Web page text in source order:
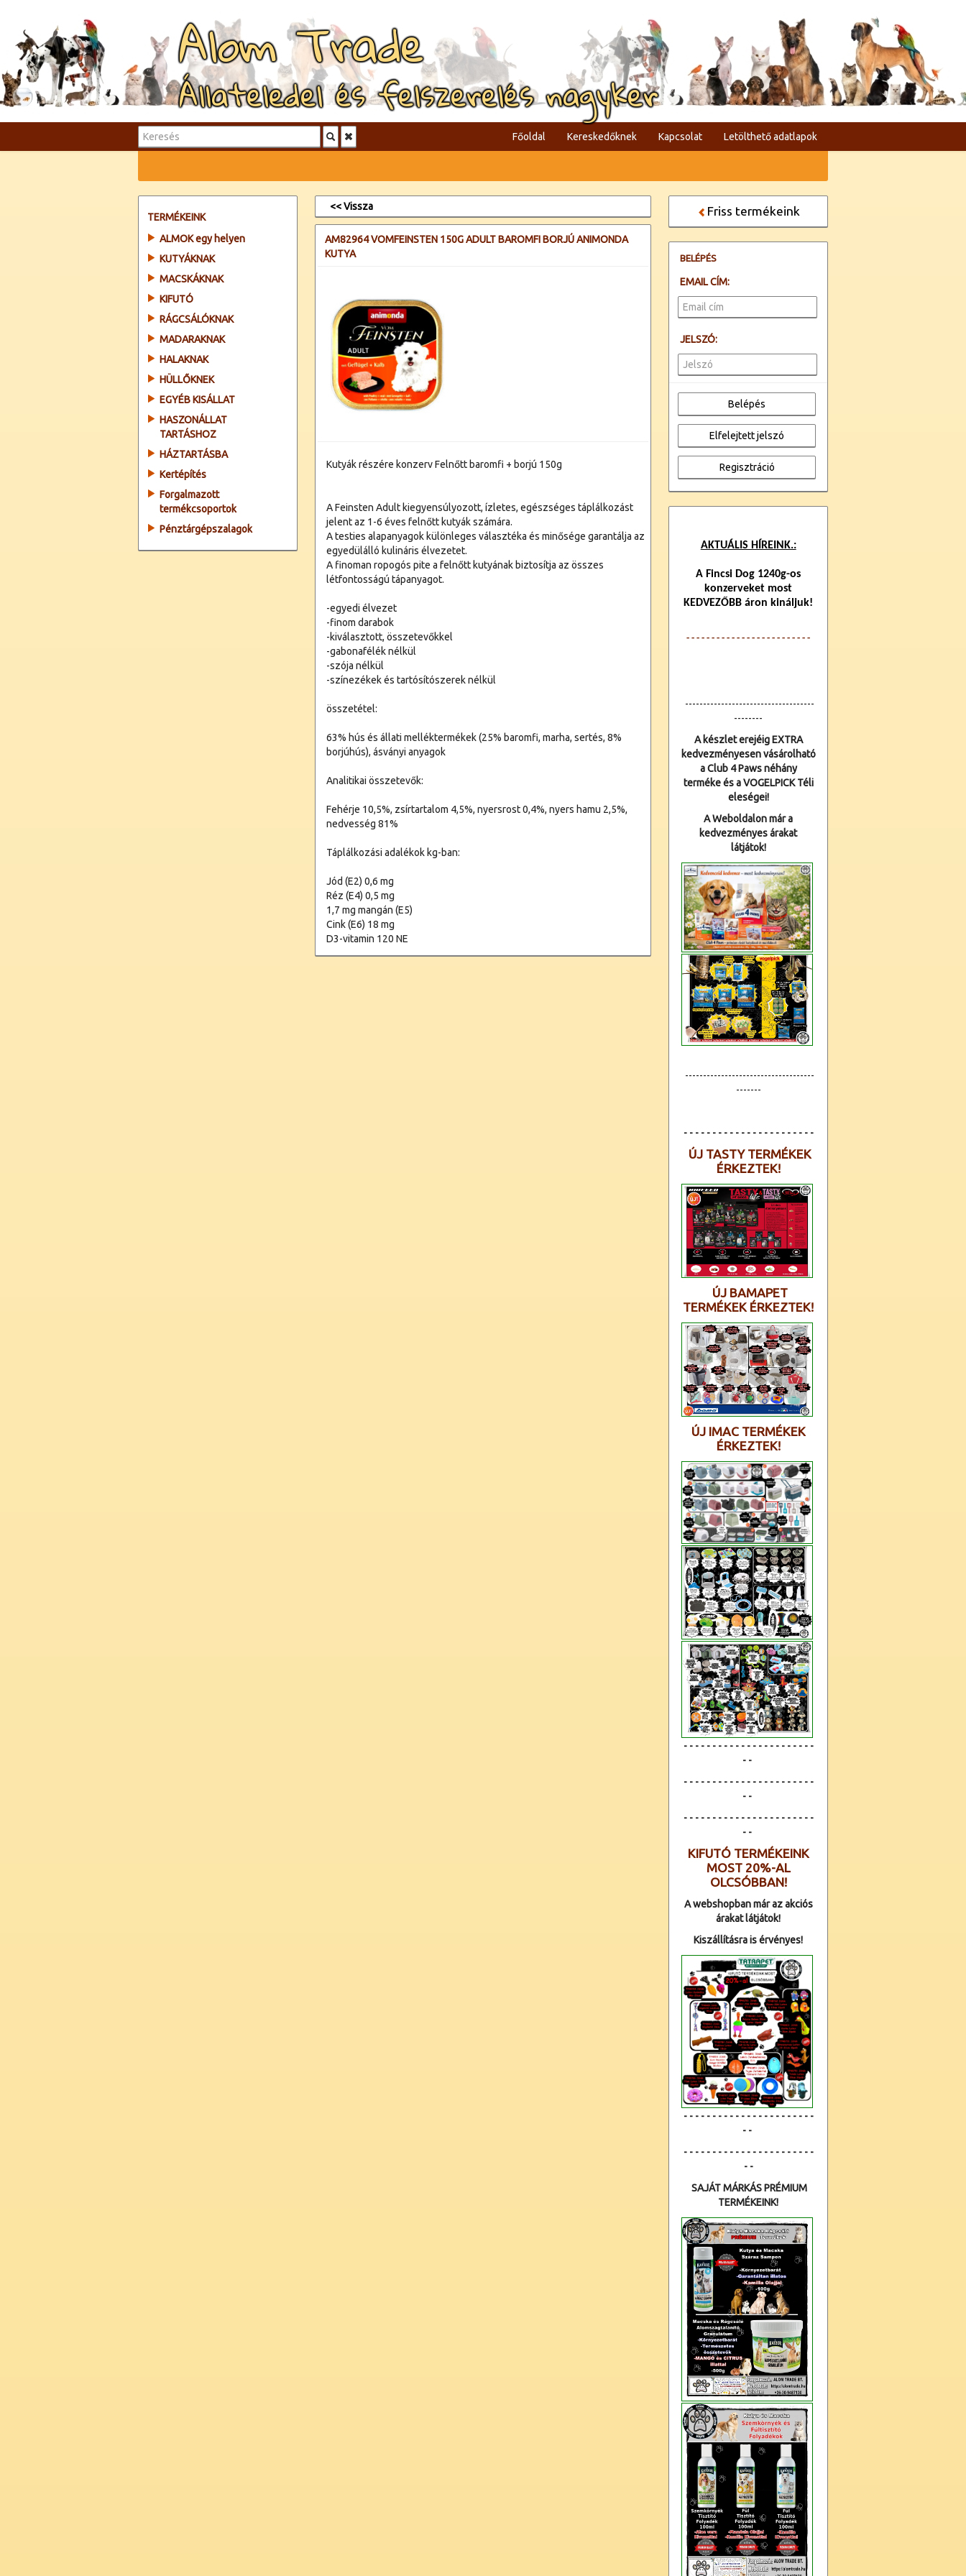
Alom Trade
Állateledel és felszerelés nagyker
Főoldal Kereskedőknek Kapcsolat Letölthető adatlapok
TERMÉKEINK
ALMOK egy helyen
KUTYÁKNAK
MACSKÁKNAK
KIFUTÓ
RÁGCSÁLÓKNAK
MADARAKNAK
HALAKNAK
HÜLLŐKNEK
EGYÉB KISÁLLAT
HASZONÁLLAT
TARTÁSHOZ
HÁZTARTÁSBA
Kertépítés
Forgalmazott
termékcsoportok
Pénztárgépszalagok
<< Vissza
AM82964 VOMFEINSTEN 150G ADULT BAROMFI BORJÚ ANIMONDA
KUTYA
Kutyák részére konzerv Felnőtt baromfi + borjú 150g
A Feinsten Adult kiegyensúlyozott, ízletes, egészséges táplálkozást
jelent az 1-6 éves felnőtt kutyák számára.
A testies alapanyagok különleges választéka és minősége garantálja az
egyedülálló kulináris élvezetet.
A finoman ropogós pite a felnőtt kutyának biztosítja az összes
létfontosságú tápanyagot.
-egyedi élvezet
-finom darabok
-kiválasztott, összetevőkkel
-gabonafélék nélkül
-szója nélkül
-színezékek és tartósítószerek nélkül
összetétel:
63% hús és állati melléktermékek (25% baromfi, marha, sertés, 8%
borjúhús), ásványi anyagok
Analitikai összetevők:
Fehérje 10,5%, zsírtartalom 4,5%, nyersrost 0,4%, nyers hamu 2,5%,
nedvesség 81%
Táplálkozási adalékok kg-ban:
Jód (E2) 0,6 mg
Réz (E4) 0,5 mg
1,7 mg mangán (E5)
Cink (E6) 18 mg
D3-vitamin 120 NE
Friss termékeink
BELÉPÉS
EMAIL CÍM:
JELSZÓ:
AKTUÁLIS HÍREINK.:
A Fincsi Dog 1240g-os
konzerveket most
KEDVEZŐBB áron kináljuk!
- - - - - - - - - - - - -- - - - - - - - - - - -
------------------------------------
--------
A készlet erejéig EXTRA
kedvezményesen vásárolható
a Club 4 Paws néhány
terméke és a VOGELPICK Téli
eleségei!
A Weboldalon már a
kedvezményes árakat
látjátok!
------------------------------------
-------
- - - - - - - - - - - - - - - - - - - - - - -
ÚJ TASTY TERMÉKEK
ÉRKEZTEK!
ÚJ BAMAPET
TERMÉKEK ÉRKEZTEK!
ÚJ IMAC TERMÉKEK
ÉRKEZTEK!
- - - - - - - - - - - - - - - - - - - - - - -
- -
- - - - - - - - - - - - - - - - - - - - - - -
- -
- - - - - - - - - - - - - - - - - - - - - - -
- -
KIFUTÓ TERMÉKEINK
MOST 20%-AL
OLCSÓBBAN!
A webshopban már az akciós
árakat látjátok!
Kiszállításra is érvényes!
- - - - - - - - - - - - - - - - - - - - - - -
- -
- - - - - - - - - - - - - - - - - - - - - - -
- -
SAJÁT MÁRKÁS PRÉMIUM
TERMÉKEINK!